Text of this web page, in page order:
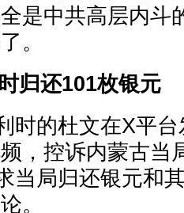
是中共高层内斗
。
归还101枚银元
时的杜文在X平
，控诉内蒙古当
当局归还银元和
。